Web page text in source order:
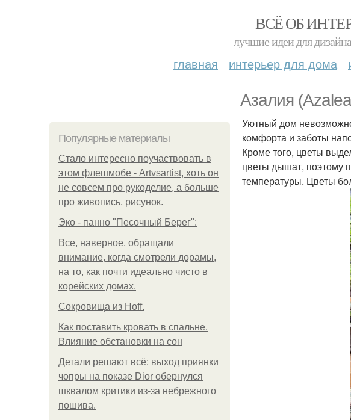
ВСЁ ОБ
лучшие идеи для
главная интерьер для дома
Азалия
Популярные материалы
Стало интересно поучаствовать в
этом флешмобе - Artvsartist, хоть он
не совсем про рукоделие, а больше
про живопись, рисунок.
Эко - панно "Песочный Берег":
Все, наверное, обращали
внимание, когда смотрели дорамы,
на то, как почти идеально чисто в
корейских домах.
Сокровища из Hoff.
Как поставить кровать в спальне.
Влияние обстановки на сон
Детали решают всё: выход приянки
чопры на показе Dior обернулся
шквалом критики из-за небрежного
пошива.
Уютный дом
комфорта и заботы
Кроме того, цветы
цветы дышат, поэтому
температуры. Цветы